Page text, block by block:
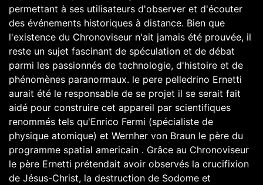
permettant à ses utilisateurs d'observer et d'écouter
des événements historiques à distance. Bien que
l'existence du Chronoviseur n'ait jamais été prouvée, il
reste un sujet fascinant de spéculation et de débat
parmi les passionnés de technologie, d'histoire et de
phénomènes paranormaux. le pere pelledrino Ernetti
aurait été le responsable de se projet il se serait fait
aidé pour construire cet appareil par scientifiques
renommés tels qu'Enrico Fermi (spécialiste de
physique atomique) et Wernher von Braun le père du
programme spatial americain . Grâce au Chronoviseur
le père Ernetti prétendait avoir observés la crucifixion
de Jésus-Christ, la destruction de Sodome et